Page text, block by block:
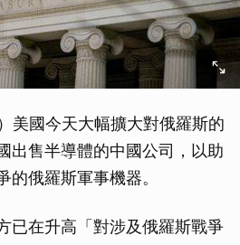
美國今天大幅擴大對俄羅斯的
出售半導體的中國公司，以助
的俄羅斯軍事機器。
已在升高「對涉及俄羅斯戰爭